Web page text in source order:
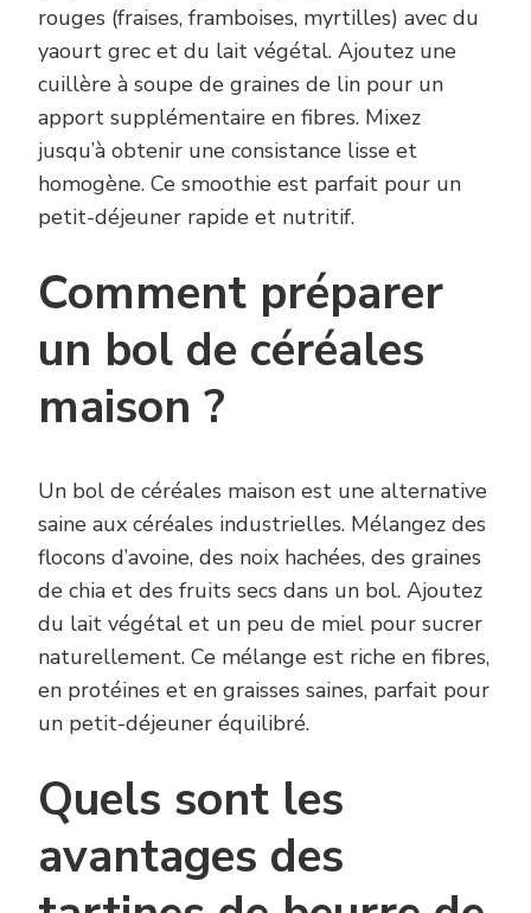
rouges (fraises, framboises, myrtilles) avec du
yaourt grec et du lait végétal. Ajoutez une
cuillère à soupe de graines de lin pour un
apport supplémentaire en fibres. Mixez
jusqu’à obtenir une consistance lisse et
homogène. Ce smoothie est parfait pour un
petit-déjeuner rapide et nutritif.
Comment préparer
un bol de céréales
maison ?
Un bol de céréales maison est une alternative
saine aux céréales industrielles. Mélangez des
flocons d’avoine, des noix hachées, des graines
de chia et des fruits secs dans un bol. Ajoutez
du lait végétal et un peu de miel pour sucrer
naturellement. Ce mélange est riche en fibres,
en protéines et en graisses saines, parfait pour
un petit-déjeuner équilibré.
Quels sont les
avantages des